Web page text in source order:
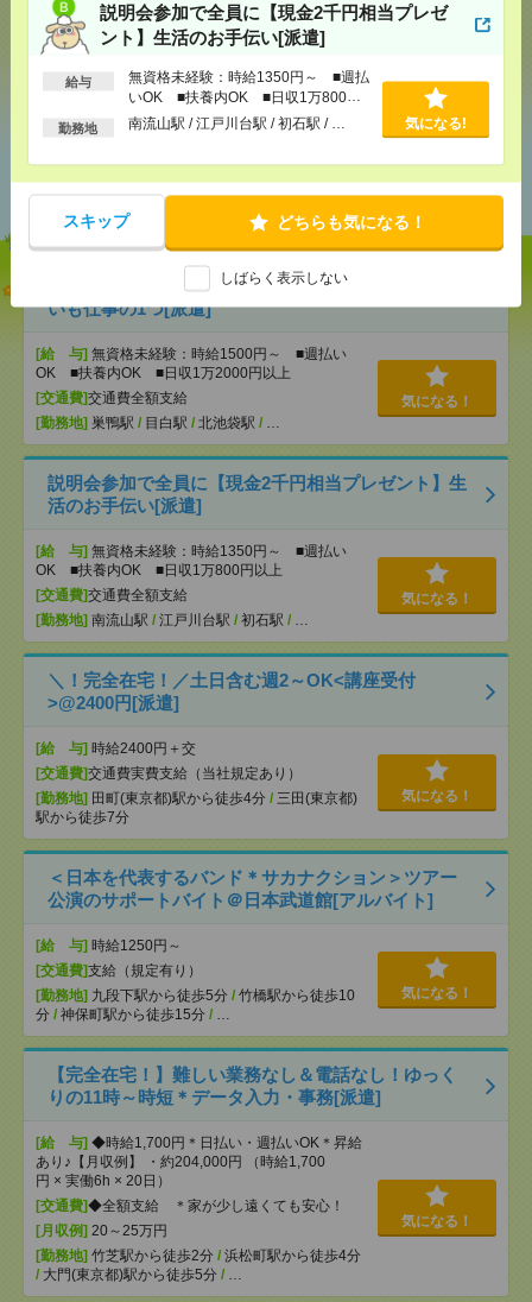
説明会参加で全員に【現金2千円相当プレゼ
ント】生活のお手伝い[派遣]
給与
無資格未経験：時給1350円～ ■週払
いOK ■扶養内OK ■日収1万800円
以上
勤務地 南流山駅 / 江戸川台駅 / 初石駅 / … 気になる!
スキップ どちらも気になる！
しばらく表示しない
ツイート
あなたの閲覧履歴からの
おすすめ
【オープニング募集】おばあちゃんのお散歩付き添
いも仕事の1つ[派遣]
[給 与] 無資格未経験：時給1500円～ ■週払い
OK ■扶養内OK ■日収1万2000円以上
[交通費]交通費全額支給
[勤務地] 巣鴨駅 / 目白駅 / 北池袋駅 / …
気になる！
説明会参加で全員に【現金2千円相当プレゼント】生
活のお手伝い[派遣]
[給 与] 無資格未経験：時給1350円～ ■週払い
OK ■扶養内OK ■日収1万800円以上
[交通費]交通費全額支給
[勤務地] 南流山駅 / 江戸川台駅 / 初石駅 / …
気になる！
＼！完全在宅！／土日含む週2～OK<講座受付
>@2400円[派遣]
[給 与] 時給2400円＋交
[交通費]交通費実費支給（当社規定あり）
[勤務地] 田町(東京都)駅から徒歩4分 / 三田(東京都)
駅から徒歩7分
気になる！
＜日本を代表するバンド＊サカナクション＞ツアー
公演のサポートバイト＠日本武道館[アルバイト]
[給 与] 時給1250円～
[交通費]支給（規定有り）
[勤務地] 九段下駅から徒歩5分 / 竹橋駅から徒歩10
分 / 神保町駅から徒歩15分 / …
気になる！
【完全在宅！】難しい業務なし＆電話なし！ゆっく
りの11時～時短＊データ入力・事務[派遣]
[給 与] ◆時給1,700円＊日払い・週払いOK＊昇給
あり♪【月収例】 ・約204,000円 （時給1,700
円 × 実働6h × 20日）
[交通費]◆全額支給 ＊家が少し遠くても安心！
[月収例] 20～25万円
[勤務地] 竹芝駅から徒歩2分 / 浜松町駅から徒歩4分
/ 大門(東京都)駅から徒歩5分 / …
気になる！